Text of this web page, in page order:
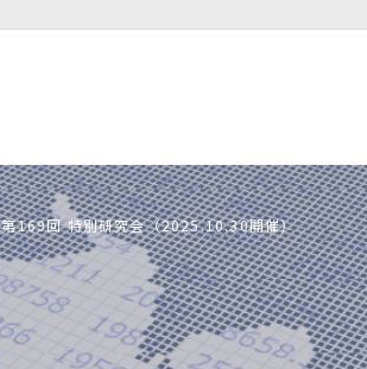
169回 特別研究会（2025.10.30開催）